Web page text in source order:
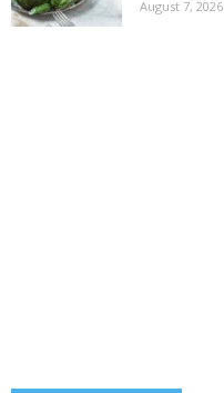
August 7, 2026